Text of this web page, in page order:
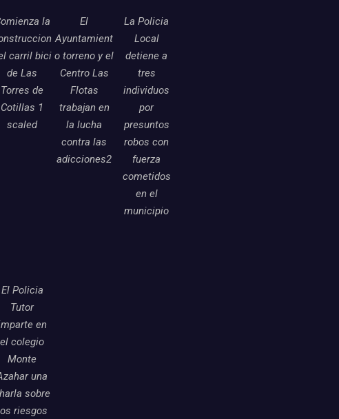
la
carril bici
de Las
Torres de
Cotillas 1
scaled
El
Ayuntamient
o torreno y el
Centro Las
Flotas
trabajan en
la lucha
contra las
adicciones2
La Policia
Local
detiene a
tres
individuos
por
presuntos
robos con
fuerza
cometidos
en el
municipio
El Policia
Tutor
en
el colegio
Monte
una
sobre
riesgos